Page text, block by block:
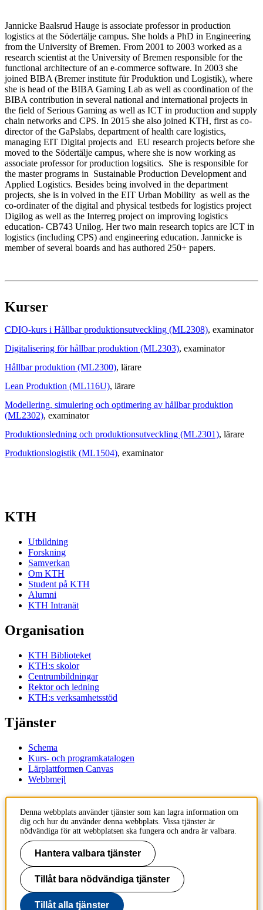
Jannicke Baalsrud Hauge is associate professor in production
logistics at the Södertälje campus. She holds a PhD in Engineering
from the University of Bremen. From 2001 to 2003 worked as a
research scientist at the University of Bremen responsible for the
functional architecture of an e-commerce software. In 2003 she
joined BIBA (Bremer institute für Produktion und Logistik), where
she is head of the BIBA Gaming Lab as well as coordination of the
BIBA contribution in several national and international projects in
the field of Serious Gaming as well as ICT in production and supply
chain networks and CPS. In 2015 she also joined KTH, first as co-
director of the GaPslabs, department of health care logistics,
managing EIT Digital projects and EU research projects before she
moved to the Södertälje campus, where she is now working as
associate professor for production logsitics. She is responsible for
the master programs in Sustainable Production Development and
Applied Logistics. Besides being involved in the department
projects, she is in volved in the EIT Urban Mobility as well as the
co-ordinater of the digital and physical testbeds for logistics project
Digilog as well as the Interreg project on improving logistics
education- CB743 Unilog. Her two main research topics are ICT in
logistics (including CPS) and engineering education. Jannicke is
member of several boards and has authored 250+ papers.
Kurser
CDIO-kurs i Hållbar produktionsutveckling (ML2308), examinator
Digitalisering för hållbar produktion (ML2303), examinator
Hållbar produktion (ML2300), lärare
Lean Produktion (ML116U), lärare
Modellering, simulering och optimering av hållbar produktion
(ML2302), examinator
Produktionsledning och produktionsutveckling (ML2301), lärare
Produktionslogistik (ML1504), examinator
KTH
Utbildning
Forskning
Samverkan
Om KTH
Student på KTH
Alumni
KTH Intranät
Organisation
KTH Biblioteket
KTH:s skolor
Centrumbildningar
Rektor och ledning
KTH:s verksamhetsstöd
Tjänster
Schema
Kurs- och programkatalogen
Lärplattformen Canvas
Webbmejl
Kontakt
KTH
100 44 Stockholm
+46 8 790 60 00
Kontakta KTH
Jobba på KTH
Press och media
Faktura och betalning KTH
Denna webbplats använder tjänster som kan lagra information om
dig och hur du använder denna webbplats. Vissa tjänster är
nödvändiga för att webbplatsen ska fungera och andra är valbara.
Hantera valbara tjänster
Tillåt bara nödvändiga tjänster
Tillåt alla tjänster